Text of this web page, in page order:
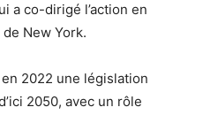
a co-dirigé l’action en
New York.
2022 une législation
2050, avec un rôle